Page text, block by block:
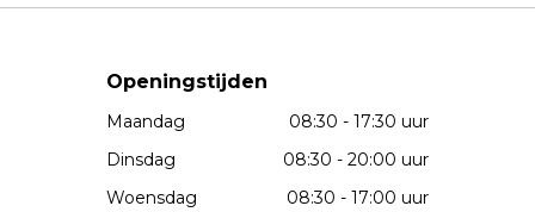
Openingstijden
Maandag
08:30 - 17:30 uur
Dinsdag
08:30 - 20:00 uur
Woensdag
08:30 - 17:00 uur